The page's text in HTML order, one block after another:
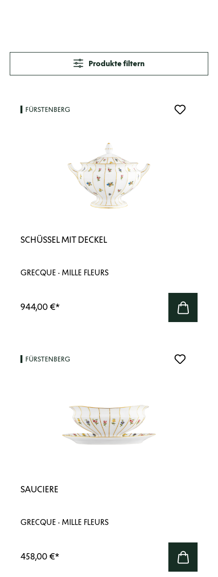
Produkte filtern
FÜRSTENBERG
SCHÜSSEL MIT DECKEL
GRECQUE · MILLE FLEURS
944,00 €*
FÜRSTENBERG
SAUCIERE
GRECQUE · MILLE FLEURS
458,00 €*